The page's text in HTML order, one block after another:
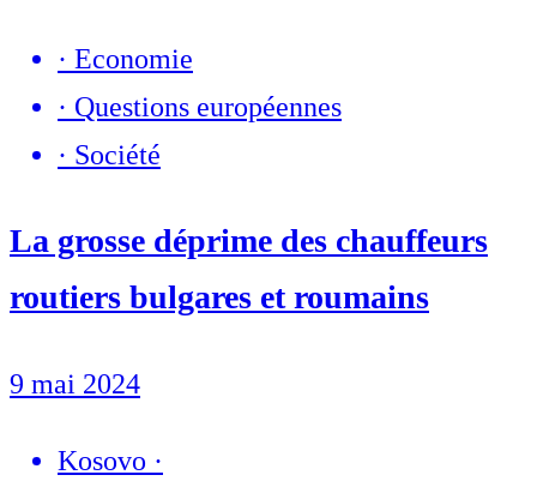
· Economie
· Questions européennes
· Société
La grosse déprime des chauffeurs
routiers bulgares et roumains
9 mai 2024
Kosovo ·